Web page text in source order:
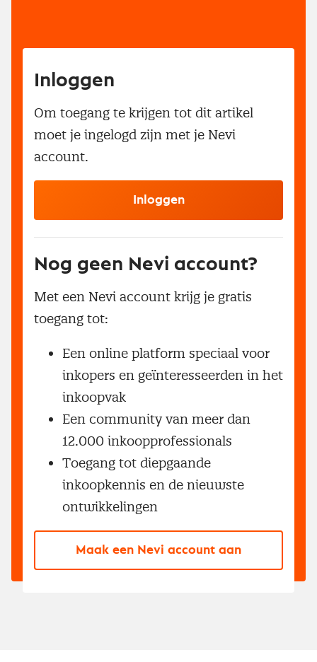
Inloggen
Om toegang te krijgen tot dit artikel
moet je ingelogd zijn met je Nevi
account.
Inloggen
Nog geen Nevi account?
Met een Nevi account krijg je gratis
toegang tot:
Een online platform speciaal voor
inkopers en geïnteresseerden in het
inkoopvak
Een community van meer dan
12.000 inkoopprofessionals
Toegang tot diepgaande
inkoopkennis en de nieuwste
ontwikkelingen
Maak een Nevi account aan